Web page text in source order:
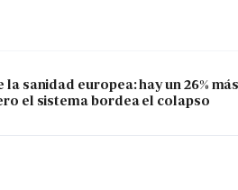
sanidad europea: hay un 26%
el sistema bordea el colapso